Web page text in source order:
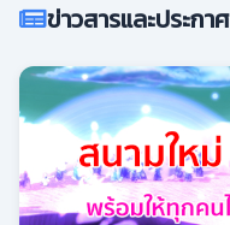
ข่าวสารและประกาศ